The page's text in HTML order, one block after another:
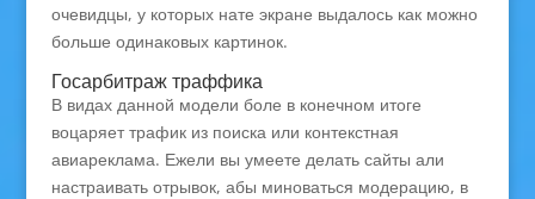
очевидцы, у которых нате экране выдалось как можно
больше одинаковых картинок.
Госарбитраж траффика
В видах данной модели боле в конечном итоге
воцаряет трафик из поиска или контекстная
авиареклама. Ежели вы умеете делать сайты али
настраивать отрывок, абы миноваться модерацию, в